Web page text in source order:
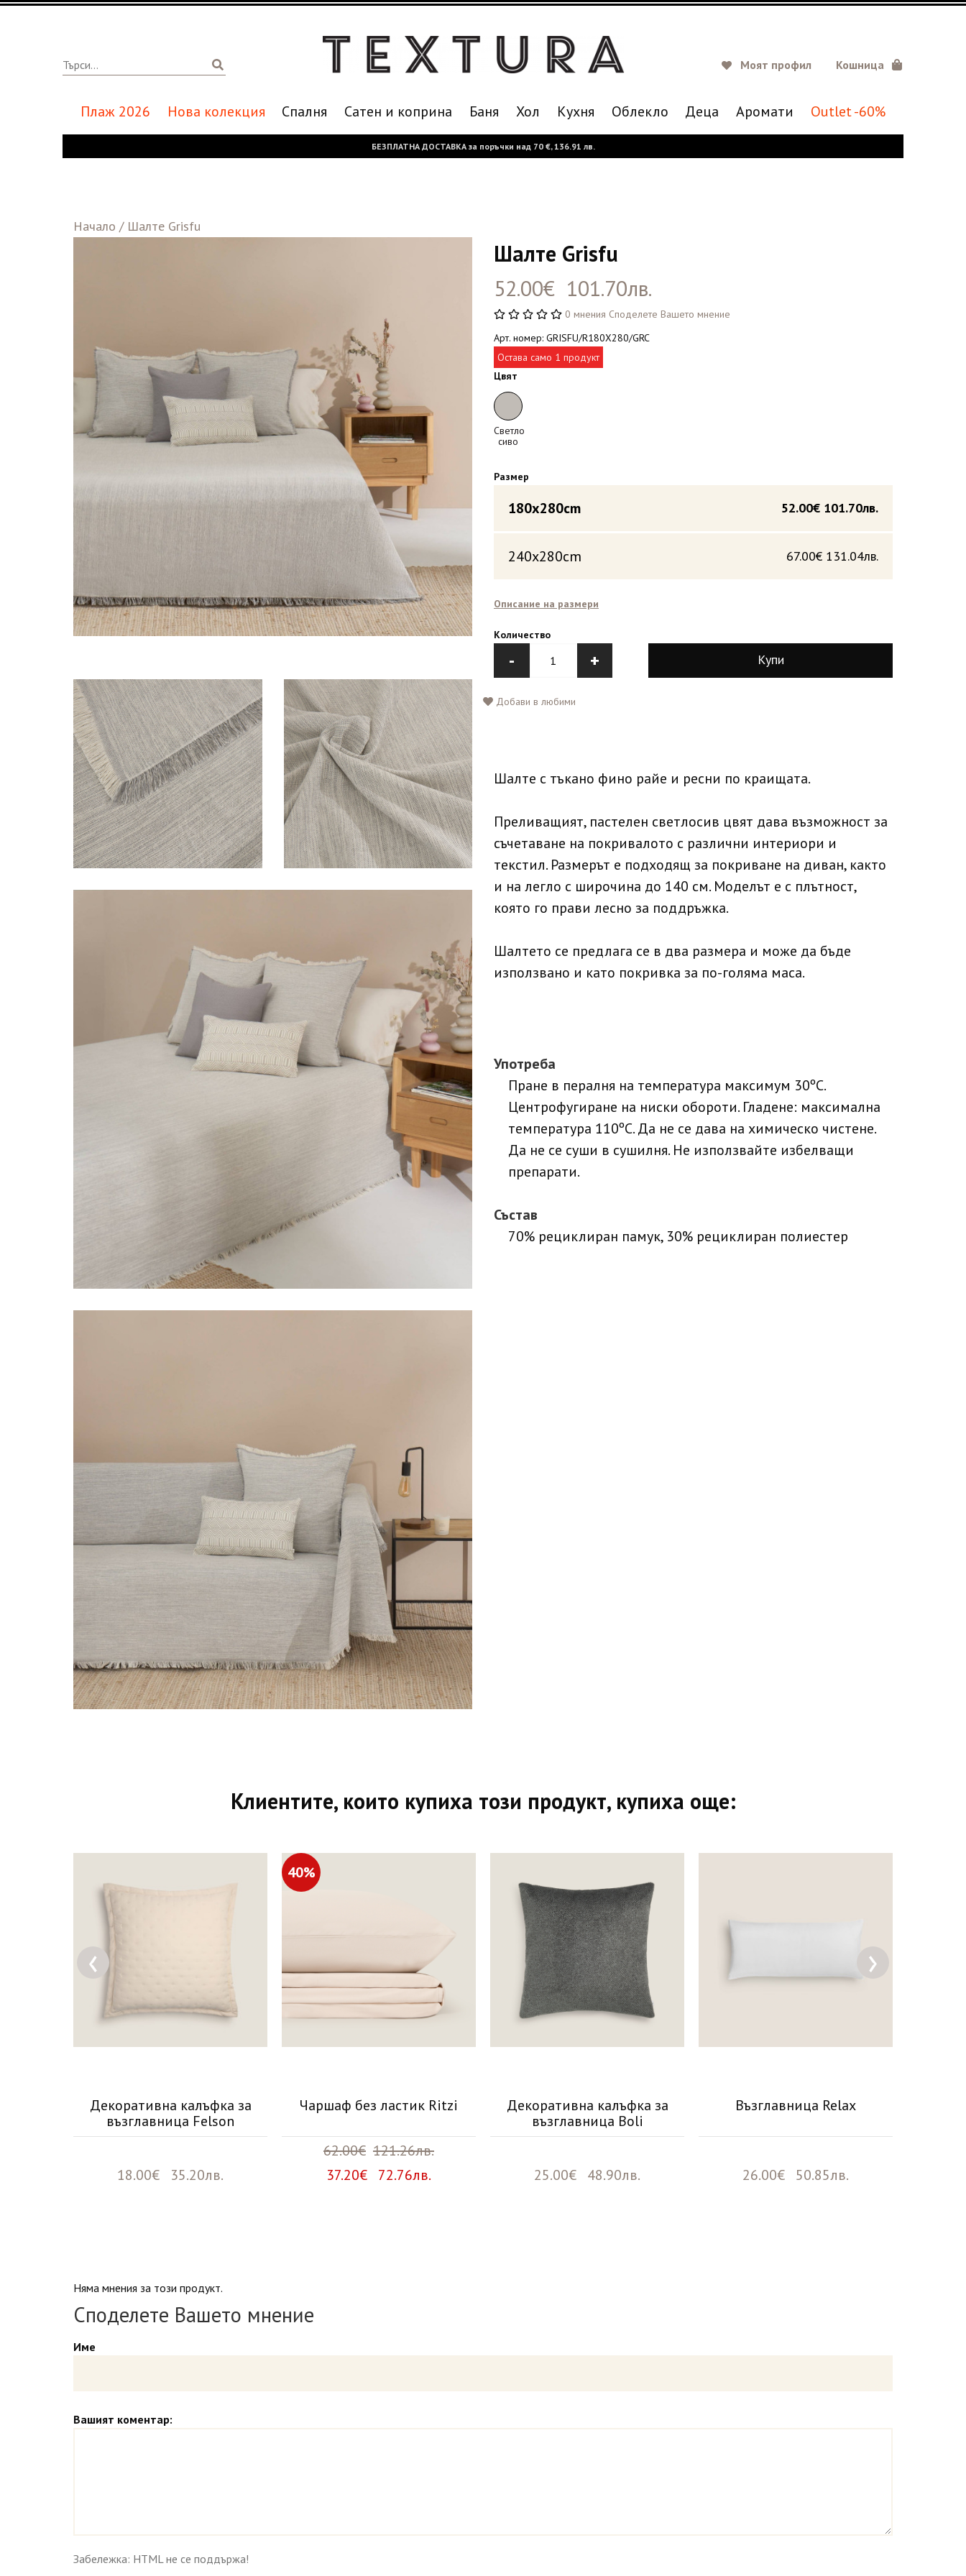
Моят профил Кошница
Плаж 2026 Нова колекция Спалня Сатен и коприна Баня Хол Кухня Oблекло Деца Аромати Outlet -60%
БЕЗПЛАТНА ДОСТАВКА за поръчки над 70 €,136.91 лв.
Начало / Шалте Grisfu
Шалте Grisfu
52.00€ 101.70лв.
0 мнения Споделете Вашето мнение
Арт. номер: GRISFU/R180X280/GRC
Остава само 1 продукт
Цвят
Светло
сиво
Размер
180x280cm 101.70лв.
52.00€
240x280cm 131.04лв.
67.00€
Описание на размери
Количество
- + Купи
Добави в любими
Шалте с тъкано фино райе и ресни по краищата.
Преливащият, пастелен светлосив цвят дава възможност за
съчетаване на покривалото с различни интериори и
текстил. Размерът е подходящ за покриване на диван, както
и на легло с широчина до 140 см. Моделът е с плътност,
която го прави лесно за поддръжка.
Шалтето се предлага се в два размера и може да бъде
използвано и като покривка за по-голяма маса.
Употреба
Пране в пералня на температура максимум 30ºC.
Центрофугиране на ниски обороти. Гладене: максимална
температура 110ºC. Да не се дава на химическо чистене.
Да не се суши в сушилня. Не използвайте избелващи
препарати.
Състав
70% рециклиран памук, 30% рециклиран полиестер
Клиентите, които купиха този продукт, купиха още:
Декоративна калъфка за
възглавница Felson
18.00€ 35.20лв.
40%
Чаршаф без ластик Ritzi
62.00€ 121.26лв.
37.20€ 72.76лв.
Декоративна калъфка за
възглавница Boli
25.00€ 48.90лв.
Възглавница Relax
26.00€ 50.85лв.
‹ ›
Няма мнения за този продукт.
Споделете Вашето мнение
Име
Вашият коментар:
Забележка: HTML не се поддържа!